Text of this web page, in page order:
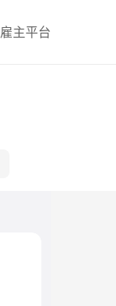
雇主平台